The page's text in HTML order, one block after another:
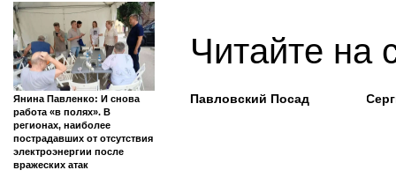
Янина Павленко: И снова
работа «в полях». В
регионах, наиболее
пострадавших от отсутствия
электроэнергии после
вражеских атак
Читайте на
Павловский Посад